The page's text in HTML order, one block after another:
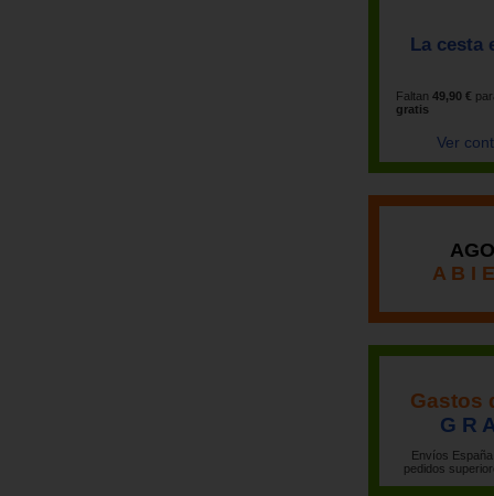
La cesta
Faltan 49,90 €
gratis
Ver
A B I
Gastos
G R
Envíos
pedidos